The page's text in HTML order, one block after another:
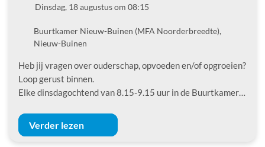
DatumDinsdag, 18 augustus om 08:15
LocatieBuurtkamer Nieuw-Buinen (MFA Noorderbreedte),
Nieuw-Buinen
Heb jij vragen over ouderschap, opvoeden en/of opgroeien?
Loop gerust binnen.
Elke dinsdagochtend van 8.15-9.15 uur in de Buurtkamer…
Verder lezen